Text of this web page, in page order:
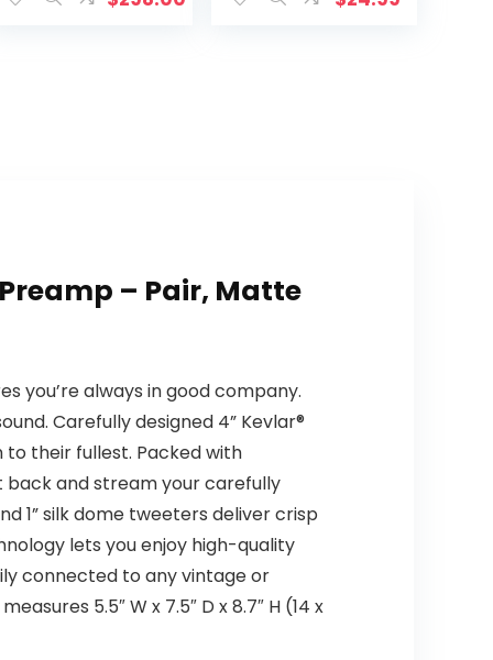
– Pair, Matte
you’re always in good company.
Carefully designed 4” Kevlar®
their fullest. Packed with
back and stream your carefully
1” silk dome tweeters deliver crisp
lets you enjoy high-quality
connected to any vintage or
5.5″ W x 7.5″ D x 8.7″ H (14 x